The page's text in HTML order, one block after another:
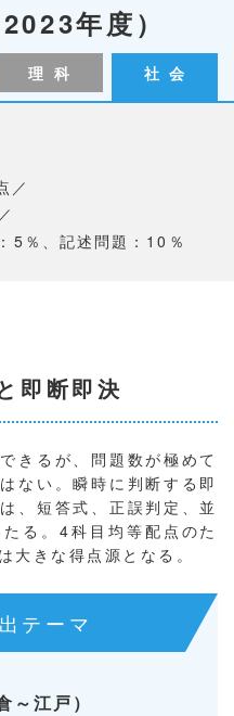
年度）
理 科 社 会
／
5％、記述問題：10％
即断即決
きるが、問題数が極めて
ない。瞬時に判断する即
、短答式、正誤判定、並
る。4科目均等配点のた
大きな得点源となる。
テーマ
～江戸）